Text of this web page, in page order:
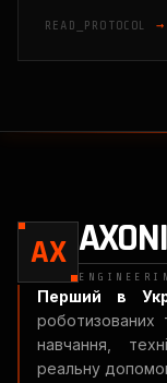
READ_PROTOCOL →
AX
Перший в
роботизованих
навчання,
реальну